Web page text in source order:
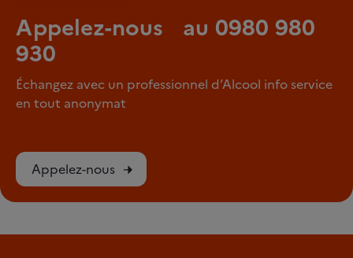
Appelez-nous au 0980 980
930
Échangez avec un professionnel d’Alcool info service
en tout anonymat
Appelez-nous